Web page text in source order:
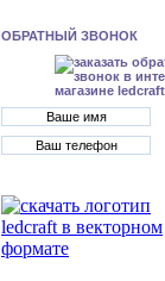
ОБРАТНЫЙ ЗВОНОК